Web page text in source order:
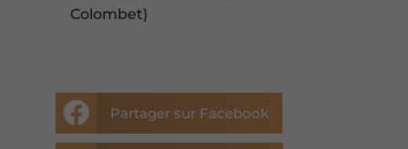
Colombet)
 Partager sur Facebook